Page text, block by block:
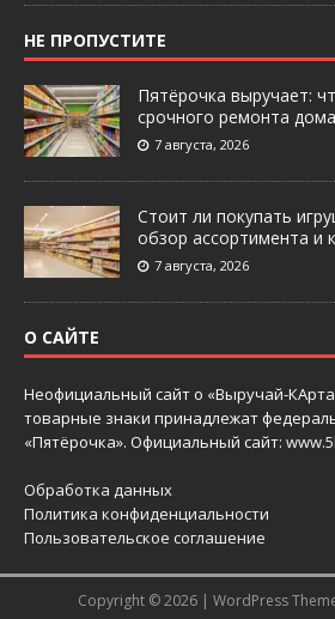
НЕ ПРОПУСТИТЕ
Пятёрочка выручает:
срочного ремонта
7 августа, 2026
Стоит ли покупать
обзор ассортимента и
7 августа, 2026
О САЙТЕ
Неофициальный сайт о «Выручай-
товарные знаки принадлежат
«Пятёрочка». Официальный сайт:
Обработка данных
Политика конфиденциальности
Пользовательское соглашение
Copyright © 2026 | WordPress